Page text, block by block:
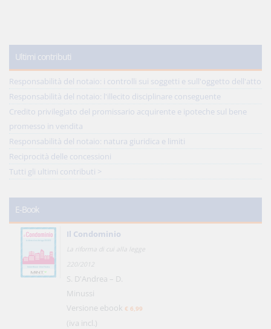
Ultimi contributi
Responsabilità del notaio: i controlli sui soggetti e sull'oggetto dell'atto
Responsabilità del notaio: l'illecito disciplinare conseguente
Credito privilegiato del promissario acquirente e ipoteche sul bene
promesso in vendita
Responsabilità del notaio: natura giuridica e limiti
Reciprocità delle concessioni
Tutti gli ultimi contributi >
E-Book
Il Condominio
La riforma di cui alla legge
220/2012
S. D'Andrea – D.
Minussi
Versione ebook € 6,99
(iva incl.)